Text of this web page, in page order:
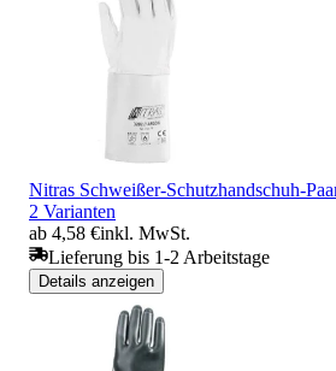
Nitras Schweißer-Schutzhandschuh-
2 Varianten
ab 4,58 €inkl. MwSt.
Lieferung bis 1-2 Arbeitstage
Details anzeigen